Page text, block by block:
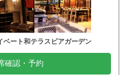
ベート和テラスビアガーデン
確認・予約